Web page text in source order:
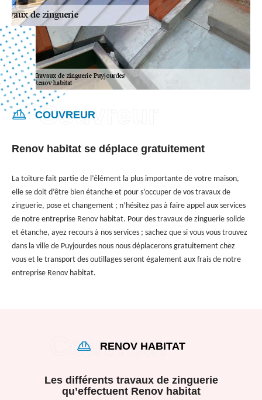
COUVREUR
Renov habitat se déplace gratuitement
La toiture fait partie de l’élément la plus importante de votre maison,
elle se doit d’être bien étanche et pour s’occuper de vos travaux de
zinguerie, pose et changement ; n’hésitez pas à faire appel aux services
de notre entreprise Renov habitat. Pour des travaux de zinguerie solide
et étanche, ayez recours à nos services ; sachez que si vous vous trouvez
dans la ville de Puyjourdes nous nous déplacerons gratuitement chez
vous et le transport des outillages seront également aux frais de notre
entreprise Renov habitat.
RENOV HABITAT
Les différents travaux de zinguerie
qu’effectuent Renov habitat